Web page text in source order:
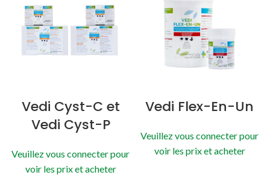
Vedi Cyst-C et
Vedi Cyst-P
Veuillez vous connecter pour
voir les prix et acheter
Vedi Flex-En-Un
Veuillez vous connecter pour
voir les prix et acheter